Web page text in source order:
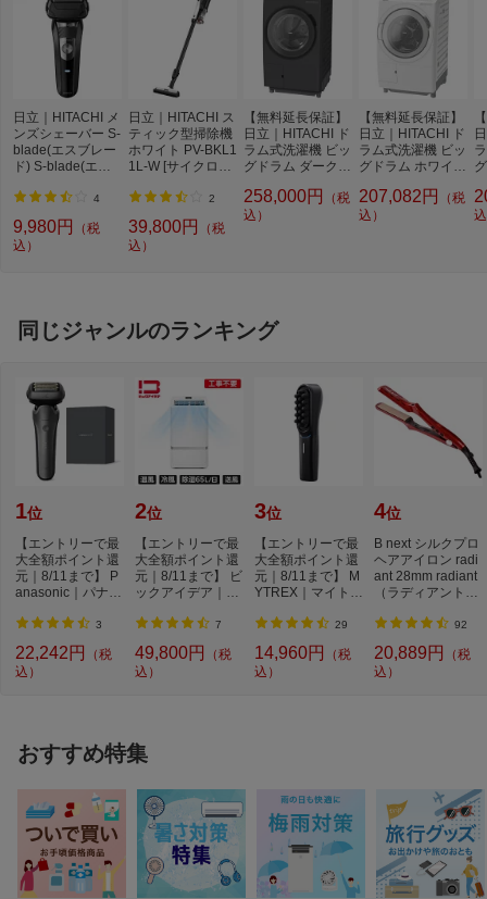
日立｜HITACHI メ
ンズシェーバー S-
blade(エスブレー
ド) S-blade(エス
ク RMH-FR40B-B
[4枚刃 /AC100V-2
40V]【newlife_ca
mpaign_d】
4
9,980円
（税
込）
日立｜HITACHI ス
ティック型掃除機
ホワイト PV-BKL1
1L-W [サイクロン
b_makerB】
2
39,800円
（税
込）
【無料延長保証】
日立｜HITACHI ド
ラム式洗濯機 ビッ
グドラム ダークグ
L-H [洗濯13.0kg /
乾燥7.0kg /左開き
258,000円
（税
込）
【無料延長保証】
日立｜HITACHI ド
ラム式洗濯機 ビッ
グドラム ホワイト
[洗濯12.0kg /乾燥
6.0kg /左開き /ヒ
207,082円
（税
込）
[
同じジャンルのランキング
1位
【エントリーで最
大全額ポイント還
元｜8/11まで】 P
anasonic｜パナソ
3
22,242円
（税
込）
2位
【エントリーで最
大全額ポイント還
元｜8/11まで】 ビ
ックアイデア｜Bi
7
49,800円
（税
込）
3位
【エントリーで最
大全額ポイント還
元｜8/11まで】 M
YTREX｜マイトレ
ン...
29
14,960円
（税
込）
4位
B next シルクプロ
ヘアアイロン radi
ant 28mm radiant
（ラディアント）
92
20,889円
（税
込）
おすすめ特集